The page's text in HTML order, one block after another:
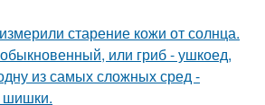
старение кожи от солнца.
или гриб - ушкоед,
из самых сложных сред -
шишки.